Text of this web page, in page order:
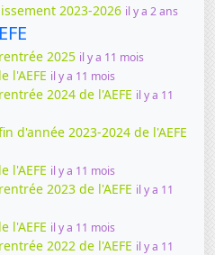
2023-2026 il y a 2 ans
2025 il y a 11 mois
l'AEFE il y a 11 mois
2024 de l'AEFE il y a 11
d'année 2023-2024 de l'AEFE
l'AEFE il y a 11 mois
2023 de l'AEFE il y a 11
l'AEFE il y a 11 mois
2022 de l'AEFE il y a 11